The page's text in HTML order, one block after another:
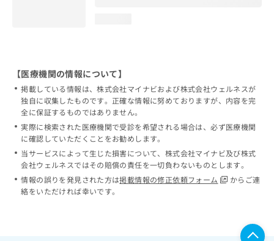
【医療機関の情報について】
掲載している情報は、株式会社マイナビおよび株式会社ウェルネスが
独自に収集したものです。正確な情報に努めておりますが、内容を完
全に保証するものではありません。
実際に検索された医療機関で受診を希望される場合は、必ず医療機関
に確認していただくことをお勧めします。
当サービスによって生じた損害について、株式会社マイナビ及び株式
会社ウェルネスではその賠償の責任を一切負わないものとします。
情報の誤りを発見された方は掲載情報の修正依頼フォーム
からご連
絡をいただければ幸いです。